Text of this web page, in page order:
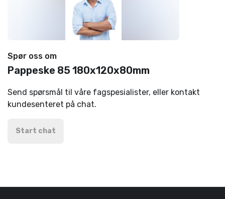
Spør oss om
Pappeske 85 180x120x80mm
Send spørsmål til våre fagspesialister, eller kontakt
kundesenteret på chat.
Start chat